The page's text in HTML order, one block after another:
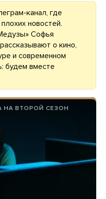
канал, где
новостей.
Софья
о кино,
и современном
будем вместе
НА ВТОРОЙ СЕЗОН